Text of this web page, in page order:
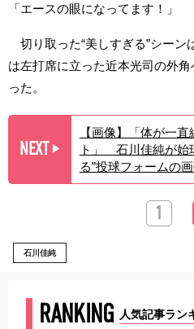
「エースの眼になってます！」
切り取った“美しすぎる”シーン
は左打席に立った近本光司の外
った。
NEXT ▶︎
【画像】「体が一
ト」 石川佳純が始
る”投球フォームの
1
石川佳純
RANKING 人気記事ラン